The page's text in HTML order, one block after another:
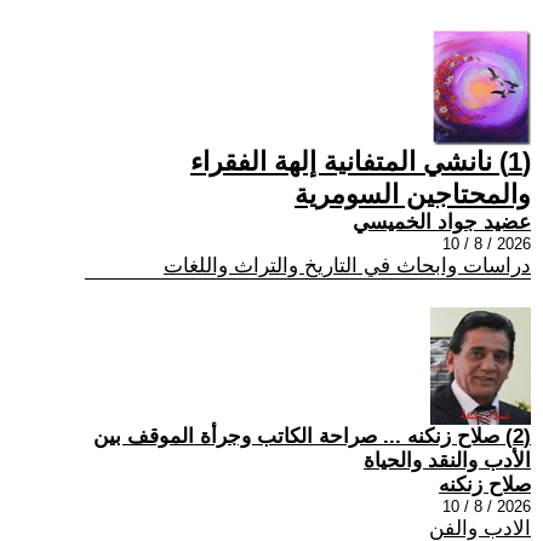
(1) نانشي المتفانية إلهة الفقراء
والمحتاجين السومرية
عضيد جواد الخميسي
2026 / 8 / 10
دراسات وابحاث في التاريخ والتراث واللغات
(2) صلاح زنكنه ... صراحة الكاتب وجرأة الموقف بين
الأدب والنقد والحياة
صلاح زنكنه
2026 / 8 / 10
الادب والفن